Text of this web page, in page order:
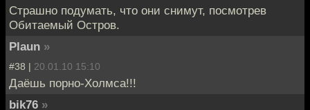
Страшно подумать, что они снимут, посмотрев
Обитаемый Остров.
Plaun »
#38 | 20.01.10 15:10
Даёшь порно-Холмса!!!
bik76 »